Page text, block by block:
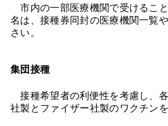
市内の一部医療機関で受けるこ
名は、接種券同封の医療機関一覧
さい。
集団接種
接種希望者の利便性を考慮し、
社製とファイザー社製のワクチン